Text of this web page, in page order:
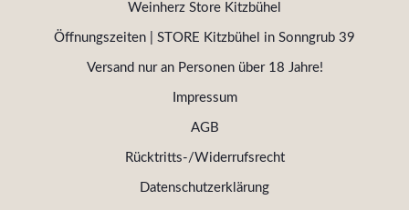
Weinherz Store Kitzbühel
Öffnungszeiten | STORE Kitzbühel in Sonngrub 39
Versand nur an Personen über 18 Jahre!
Impressum
AGB
Rücktritts-/Widerrufsrecht
Datenschutzerklärung